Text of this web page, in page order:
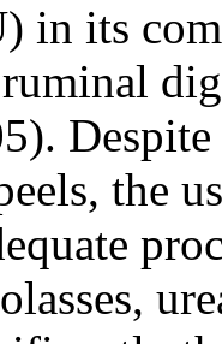
in its
the